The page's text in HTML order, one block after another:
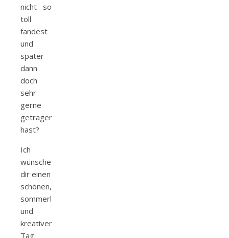
nicht so
toll
fandest
und
später
dann
doch
sehr
gerne
getragen
hast?
Ich
wünsche
dir einen
schönen,
sommerlichen
und
kreativen
Tag.